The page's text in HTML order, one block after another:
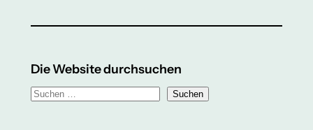
Die Website durchsuchen
S
Suchen